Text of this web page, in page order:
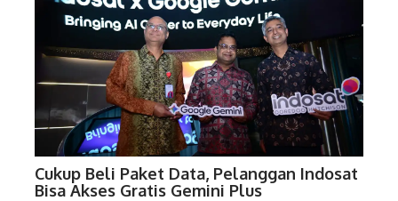
Cukup Beli Paket Data, Pelanggan Indosat
Bisa Akses Gratis Gemini Plus